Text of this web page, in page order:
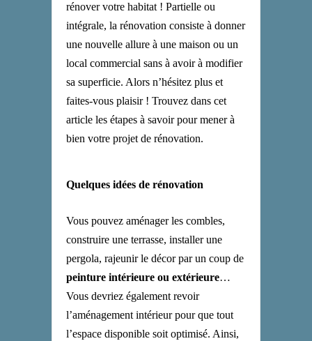
rénover votre habitat ! Partielle ou
intégrale, la rénovation consiste à donner
une nouvelle allure à une maison ou un
local commercial sans à avoir à modifier
sa superficie. Alors n’hésitez plus et
faites-vous plaisir ! Trouvez dans cet
article les étapes à savoir pour mener à
bien votre projet de rénovation.
Quelques idées de rénovation
Vous pouvez aménager les combles,
construire une terrasse, installer une
pergola, rajeunir le décor par un coup de
peinture intérieure ou extérieure…
Vous devriez également revoir
l’aménagement intérieur pour que tout
l’espace disponible soit optimisé. Ainsi,